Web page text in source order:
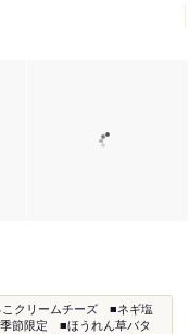
クリームチーズ ■ネギ塩
節限定 ■ほうれん草バタ